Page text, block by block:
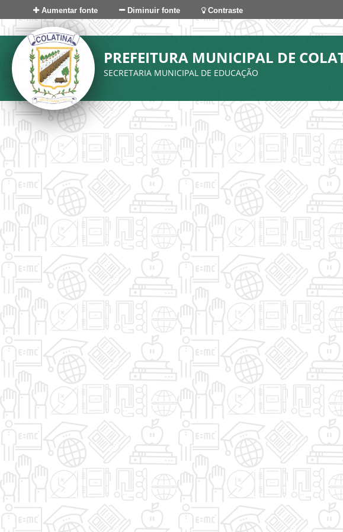
Aumentar fonte Diminuir fonte Contraste
PREFEITURA MUNICIPAL DE
SECRETARIA MUNICIPAL DE EDUCAÇÃO